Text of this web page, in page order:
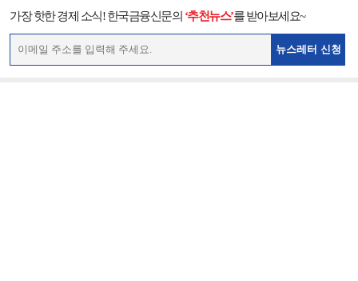
가장 핫한 경제 소식! 한국금융신문의 ‘추천뉴스’를 받아보세요~
뉴스레터 신청